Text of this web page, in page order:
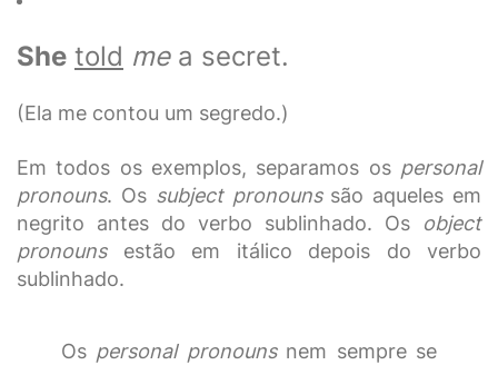
She told mea secret.
(Ela me contou um segredo.)
Em todos os exemplos, separamos os personal
pronouns. Os subject pronouns são aqueles em
negrito antes do verbo sublinhado. Os object
pronouns estão em itálico depois do verbo
sublinhado.
Os personal pronounsnem sempre se